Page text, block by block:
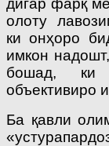
дигар фарқ
олоту
ки онҳоро
имкон
бошад, ки
объективиро
Ба қавли